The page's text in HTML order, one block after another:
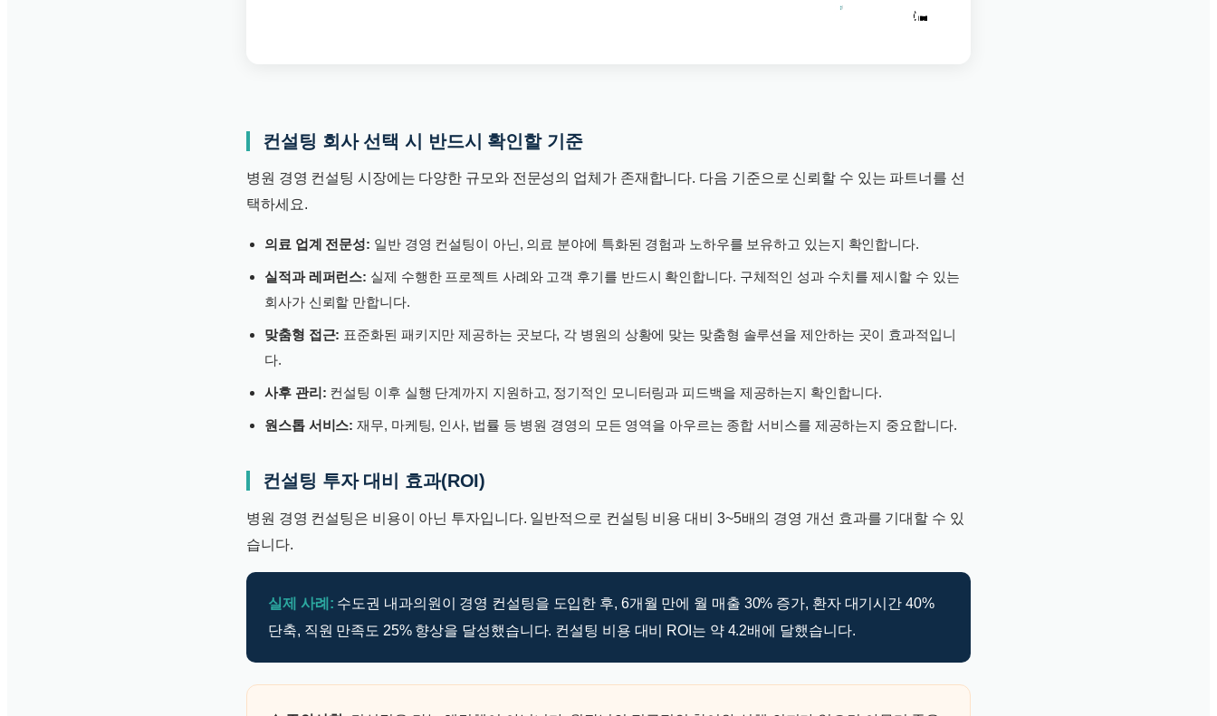
컨설팅 회사 선택 시 반드시 확인할 기준
병원 경영 컨설팅 시장에는 다양한 규모와 전문성의 업체가 존재합니다. 다음 기준으로 신뢰할 수 있는 파트너를 선
택하세요.
의료 업계 전문성: 일반 경영 컨설팅이 아닌, 의료 분야에 특화된 경험과 노하우를 보유하고 있는지 확인합니다.
실적과 레퍼런스: 실제 수행한 프로젝트 사례와 고객 후기를 반드시 확인합니다. 구체적인 성과 수치를 제시할 수 있는
회사가 신뢰할 만합니다.
맞춤형 접근: 표준화된 패키지만 제공하는 곳보다, 각 병원의 상황에 맞는 맞춤형 솔루션을 제안하는 곳이 효과적입니
다.
사후 관리: 컨설팅 이후 실행 단계까지 지원하고, 정기적인 모니터링과 피드백을 제공하는지 확인합니다.
원스톱 서비스: 재무, 마케팅, 인사, 법률 등 병원 경영의 모든 영역을 아우르는 종합 서비스를 제공하는지 중요합니다.
컨설팅 투자 대비 효과(ROI)
병원 경영 컨설팅은 비용이 아닌 투자입니다. 일반적으로 컨설팅 비용 대비 3~5배의 경영 개선 효과를 기대할 수 있
습니다.
실제 사례: 수도권 내과의원이 경영 컨설팅을 도입한 후, 6개월 만에 월 매출 30% 증가, 환자 대기시간 40%
단축, 직원 만족도 25% 향상을 달성했습니다. 컨설팅 비용 대비 ROI는 약 4.2배에 달했습니다.